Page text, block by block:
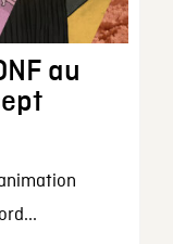
au